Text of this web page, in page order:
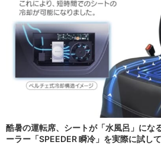
酷暑の運転席、シートが「水風呂」にな
ーラー「SPEEDER 瞬冷」を実際に試し